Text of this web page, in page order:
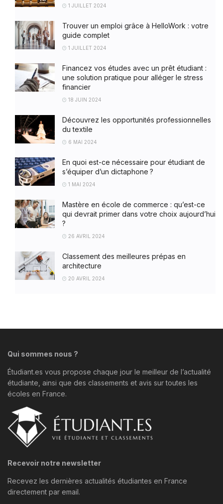
1 JUILLET 2024
Trouver un emploi grâce à HelloWork : votre
guide complet
1 JUILLET 2024
Financez vos études avec un prêt étudiant :
une solution pratique pour alléger le stress
financier
18 JUIN 2024
Découvrez les opportunités professionnelles
du textile
6 MAI 2024
En quoi est-ce nécessaire pour étudiant de
s’équiper d’un dictaphone ?
1 MAI 2024
Mastère en école de commerce : qu’est-ce
qui devrait primer dans votre choix aujourd’hui
?
26 AVRIL 2024
Classement des meilleures prépas en
architecture
20 AVRIL 2024
Qui sommes nous ?
Étudiant.es vous propose chaque jour le meilleur de l’actualité
étudiante, ainsi que des classements et avis sur toutes les
écoles en France.
Recevoir notre newsletter
Recevez les dernières actualités étudiantes en France
directement par email.